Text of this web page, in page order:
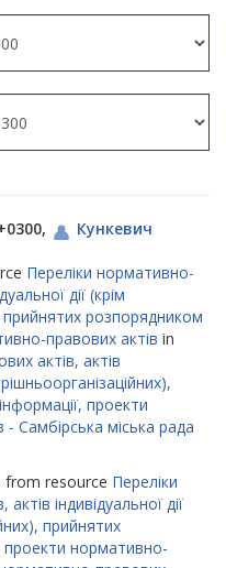
Кункевич
Переліки нормативно-
дії (крім
прийнятих розпорядником
правових актів in
актів, актів
проекти
Самбірська міська рада
from resource Переліки
індивідуальної дії
прийнятих
проекти нормативно-